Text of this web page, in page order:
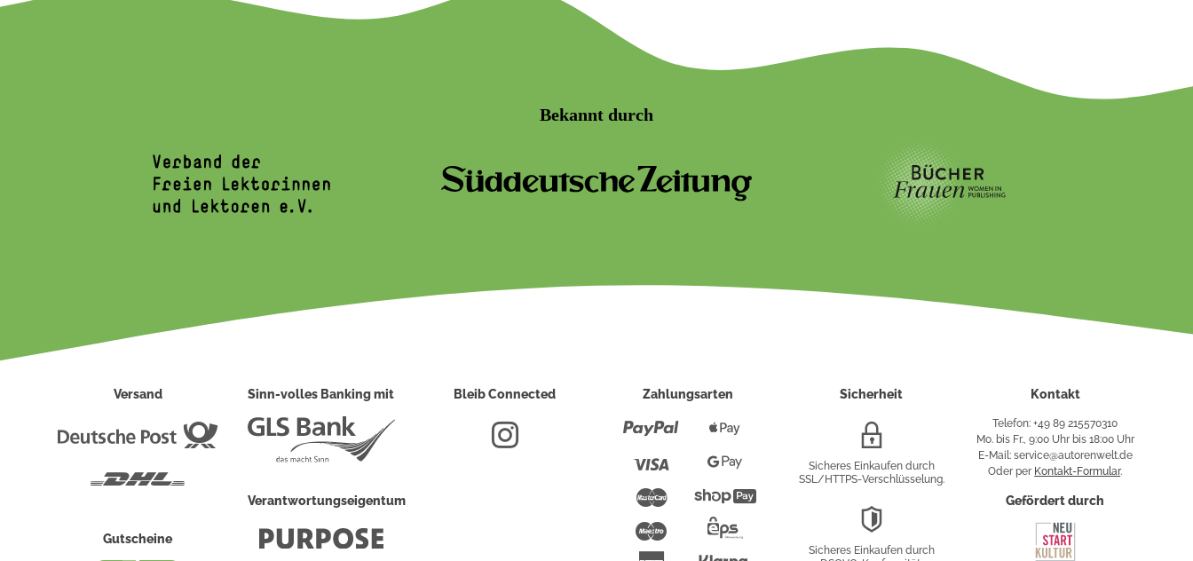
Bekannt durch
Versand
Deutsche
Gutscheine
Sinn-volles Banking mit
Verantwortungseigentum
Bleib Connected Zahlungsarten
Paypal
Mastercard
Maestro
Pay
PayShopify
Überweisung
Sicherheit
Verschlüsselung
Sicheres Einkaufen durch
SSL/HTTPS-Verschlüsselung.
Sicheres Einkaufen durch
Kontakt
Telefon: +49 89 215570310
Mo. bis Fr., 9:00 Uhr bis 18:00 Uhr
E-Mail: service@autorenwelt.de
Oder per Kontakt-Formular.
Gefördert durch